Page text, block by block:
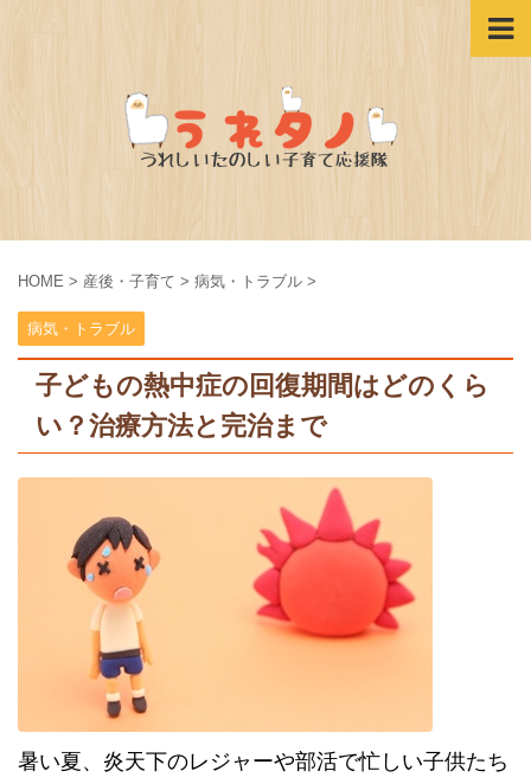
HOME > 産後・子育て > 病気・トラブル >
病気・トラブル
子どもの熱中症の回復期間はどのくら
い？治療方法と完治まで
暑い夏、炎天下のレジャーや部活で忙しい子供たち